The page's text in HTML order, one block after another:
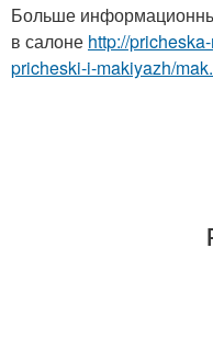
Больше
в салоне http://
pricheski-i-makiyazh/